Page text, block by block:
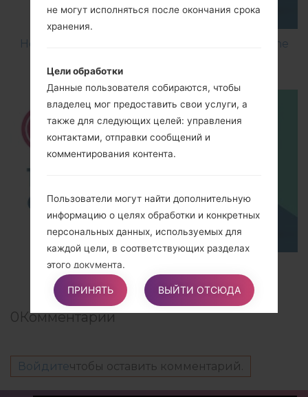
How to Flash Stock Firmware on LG Smartphone
TOP 5 SECRET CODES for LG!
0Комментарии
Войдитечтобы оставить комментарий.
не могут исполняться после окончания срока
хранения.
Цели обработки
Данные пользователя собираются, чтобы
владелец мог предоставить свои услуги, а
также для следующих целей: управления
контактами, отправки сообщений и
комментирования контента.
Пользователи могут найти дополнительную
информацию о целях обработки и конкретных
персональных данных, используемых для
каждой цели, в соответствующих разделах
этого документа.
Подробная информация об обработке
персональных данных
следующих целей и для использования таких
услуг:
Комментирования контента
ПРИНЯТЬ ВЫЙТИ ОТСЮДА